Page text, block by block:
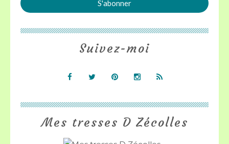
Mes tresses D Zécolles
Suivez-moi